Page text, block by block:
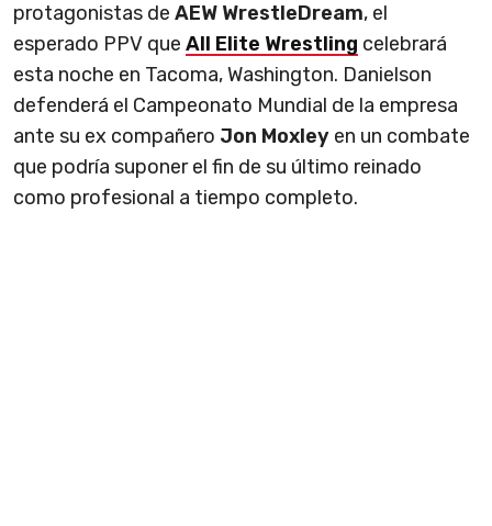
protagonistas de AEW WrestleDream, el
esperado PPV que All Elite Wrestling celebrará
esta noche en Tacoma, Washington. Danielson
defenderá el Campeonato Mundial de la empresa
ante su ex compañero Jon Moxley en un combate
que podría suponer el fin de su último reinado
como profesional a tiempo completo.